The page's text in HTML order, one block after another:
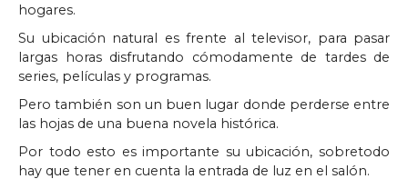
hogares.
Su ubicación natural es frente al televisor, para pasar
largas horas disfrutando cómodamente de tardes de
series, películas y programas.
Pero también son un buen lugar donde perderse entre
las hojas de una buena novela histórica.
Por todo esto es importante su ubicación, sobretodo
hay que tener en cuenta la entrada de luz en el salón.